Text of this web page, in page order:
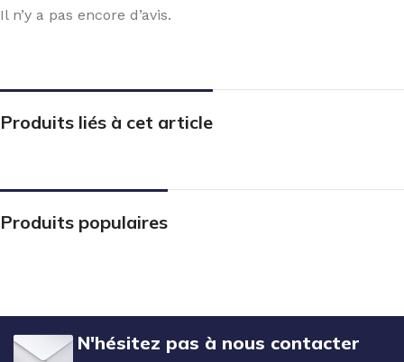
Il n’y a pas encore d’avis.
Produits liés à cet article
Produits populaires
N'hésitez pas à nous contacter